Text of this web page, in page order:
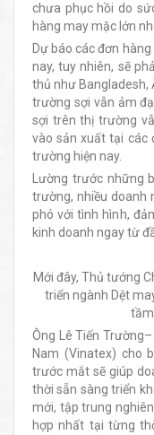
chưa phục hồi do
hàng may mặc lớn
Dự báo các đơn
nay, tuy nhiên, sẽ
thủ như Bangladesh,
trường sợi vẫn ảm
sợi trên thị trường
vào sản xuất tại các
trường hiện nay.
Lường trước những
trường, nhiều doanh
phó với tình hình,
kinh doanh ngay từ
Mới đây, Thủ tướng
triển ngành Dệt
tầm
Ông Lê Tiến
Nam (Vinatex) cho
trước mắt sẽ giúp
thời sẵn sàng triển
mới, tập trung
hợp nhất tại từng